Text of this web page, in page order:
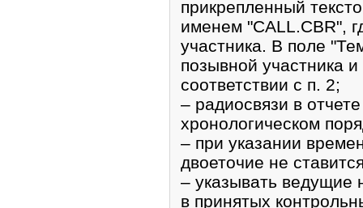
прикрепленный
именем "CALL.CBR",
участника. В поле
позывной участника
соответствии с п. 2;
– радиосвязи в
хронологическом
– при указании
двоеточие не
– указывать ведущие
в принятых